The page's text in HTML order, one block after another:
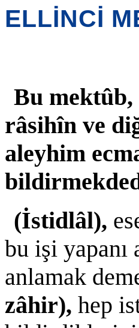
ELLİNCİ
Bu mektûb,
râsihîn ve
aleyhim
(İstidlâl),
bu işi yapanı
anlamak
zâhir), hep